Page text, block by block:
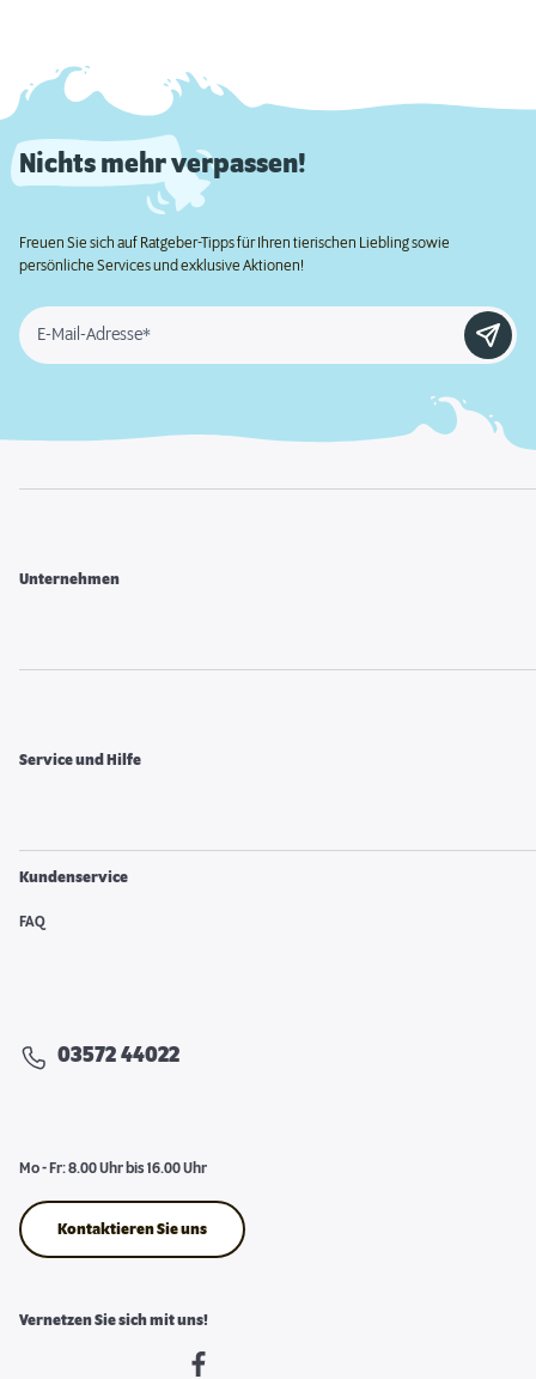
Nichts mehr verpassen!
Freuen Sie sich auf Ratgeber-Tipps für Ihren tierischen Liebling sowie
persönliche Services und exklusive Aktionen!
E-Mail-Adresse*
Unternehmen
Service und Hilfe
Kundenservice
FAQ
03572 44022
Mo - Fr: 8.00 Uhr bis 16.00 Uhr
Kontaktieren Sie uns
Vernetzen Sie sich mit uns!